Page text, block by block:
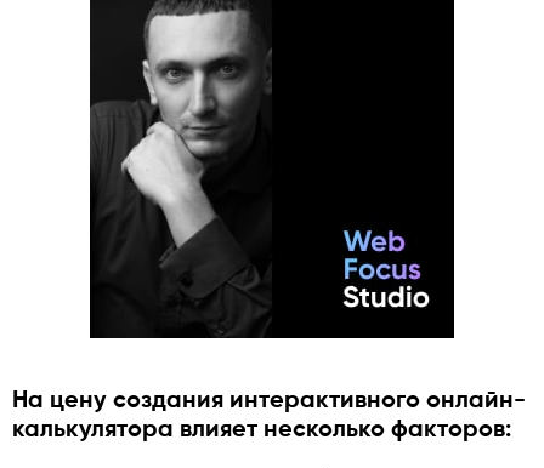
На цену создания интерактивного онлайн-
калькулятора влияет несколько факторов: